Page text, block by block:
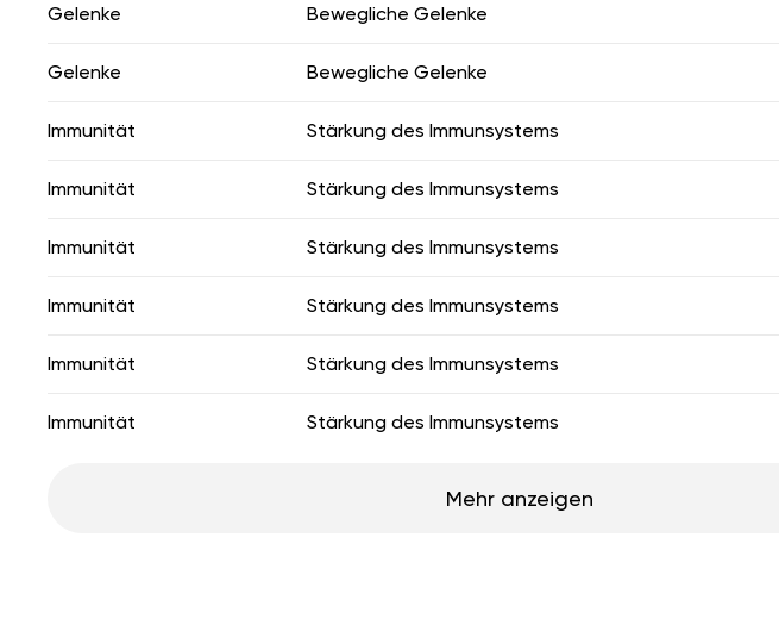
Gelenke Bewegliche Gelenke
Gelenke Bewegliche Gelenke
Immunität Stärkung des Immunsystems
Immunität Stärkung des Immunsystems
Immunität Stärkung des Immunsystems
Immunität Stärkung des Immunsystems
Immunität Stärkung des Immunsystems
Immunität Stärkung des Immunsystems
Mehr anzeigen